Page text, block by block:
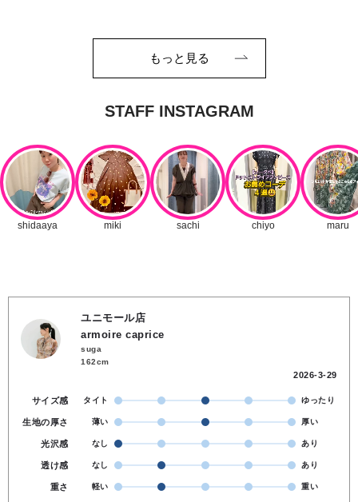
もっと見る
ユニモール店
armoire caprice
suga
162cm
2026-3-29
サイズ感 タイト ゆったり
生地の厚さ 薄い 厚い
光沢感 なし あり
透け感 なし あり
重さ 軽い 重い